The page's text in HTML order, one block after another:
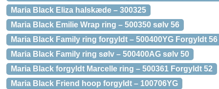
Maria Black Eliza halskæde – 300325
Maria Black Emilie Wrap ring – 500350 sølv 56
Maria Black Family ring forgyldt – 500400YG Forgyldt 56
Maria Black Family ring sølv – 500400AG sølv 50
Maria Black forgyldt Marcelle ring – 500361 Forgyldt 52
Maria Black Friend hoop forgyldt – 100706YG